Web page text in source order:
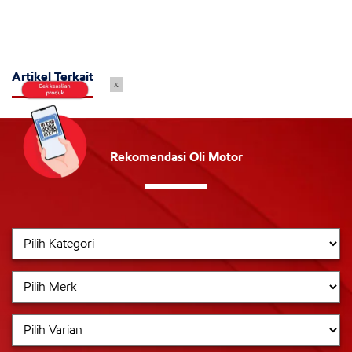
Artikel Terkait
Rekomendasi Oli Motor
x